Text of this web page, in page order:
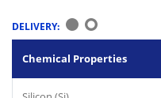
DELIVERY:
Chemical Properties